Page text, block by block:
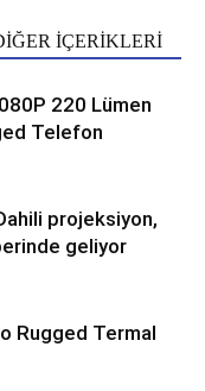
İÇERİKLERİ
220 Lümen
Telefon
projeksiyon,
geliyor
Rugged Termal